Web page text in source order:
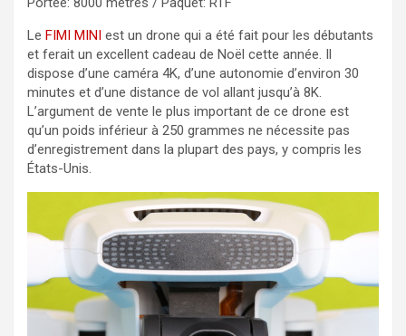
Le FIMI MINI est un drone qui a été fait pour les débutants
et ferait un excellent cadeau de Noël cette année. Il
dispose d’une caméra 4K, d’une autonomie d’environ 30
minutes et d’une distance de vol allant jusqu’à 8K.
L’argument de vente le plus important de ce drone est
qu’un poids inférieur à 250 grammes ne nécessite pas
d’enregistrement dans la plupart des pays, y compris les
États-Unis.